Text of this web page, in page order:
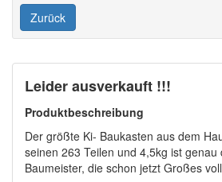
Zurück
Leider ausverkauft !!!
Produktbeschreibung
Der größte Ki- Baukasten aus dem
seinen 263 Teilen und 4,5kg ist
Baumeister, die schon jetzt Großes